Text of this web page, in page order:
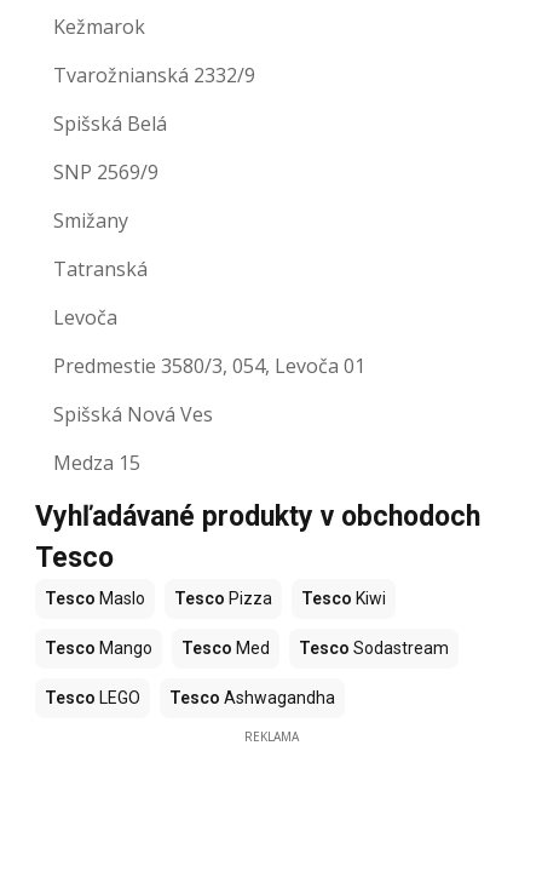
Kežmarok
Tvarožnianská 2332/9
Spišská Belá
SNP 2569/9
Smižany
Tatranská
Levoča
Predmestie 3580/3, 054, Levoča 01
Spišská Nová Ves
Medza 15
Vyhľadávané produkty v obchodoch
Tesco
Tesco Maslo Tesco Pizza Tesco Kiwi
Tesco Mango Tesco Med Tesco Sodastream
Tesco LEGO Tesco Ashwagandha
REKLAMA